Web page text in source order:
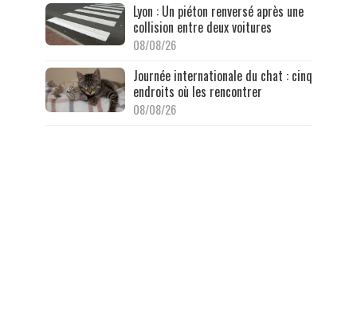
Lyon : Un piéton renversé après une
collision entre deux voitures
08/08/26
Journée internationale du chat : cinq
endroits où les rencontrer
08/08/26